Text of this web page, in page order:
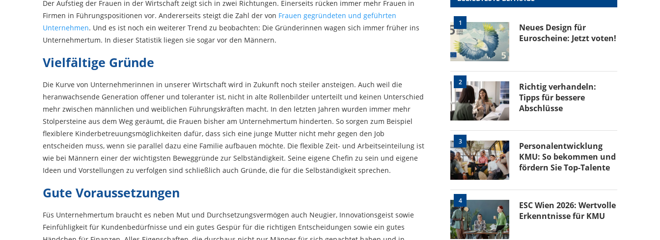
Der Aufstieg der Frauen in der Wirtschaft zeigt sich in zwei Richtungen. Einerseits rücken immer mehr Frauen in
Firmen in Führungspositionen vor. Andererseits steigt die Zahl der von Frauen gegründeten und geführten
Unternehmen. Und es ist noch ein weiterer Trend zu beobachten: Die Gründerinnen wagen sich immer früher ins
Unternehmertum. In dieser Statistik liegen sie sogar vor den Männern.
Vielfältige Gründe
Die Kurve von Unternehmerinnen in unserer Wirtschaft wird in Zukunft noch steiler ansteigen. Auch weil die
heranwachsende Generation offener und toleranter ist, nicht in alte Rollenbilder unterteilt und keinen Unterschied
mehr zwischen männlichen und weiblichen Führungskräften macht. In den letzten Jahren wurden immer mehr
Stolpersteine aus dem Weg geräumt, die Frauen bisher am Unternehmertum hinderten. So sorgen zum Beispiel
flexiblere Kinderbetreuungsmöglichkeiten dafür, dass sich eine junge Mutter nicht mehr gegen den Job
entscheiden muss, wenn sie parallel dazu eine Familie aufbauen möchte. Die flexible Zeit- und Arbeitseinteilung ist
wie bei Männern einer der wichtigsten Beweggründe zur Selbständigkeit. Seine eigene Chefin zu sein und eigene
Ideen und Vorstellungen zu verfolgen sind schließlich auch Gründe, die für die Selbständigkeit sprechen.
Gute Voraussetzungen
Füs Unternehmertum braucht es neben Mut und Durchsetzungsvermögen auch Neugier, Innovationsgeist sowie
Feinfühligkeit für Kundenbedürfnisse und ein gutes Gespür für die richtigen Entscheidungen sowie ein gutes
1
Neues Design für
Euroscheine: Jetzt voten!
2
Richtig verhandeln:
Tipps für bessere
Abschlüsse
3
Personalentwicklung
KMU: So bekommen und
fördern Sie Top-Talente
4
ESC Wien 2026: Wertvolle
Erkenntnisse für KMU